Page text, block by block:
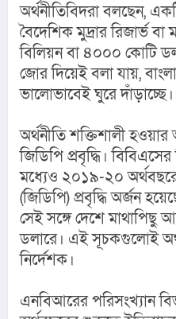
অর্থনীতিবিদরা বলছেন,
বৈদেশিক মুদ্রার রিজার্ভ
বিলিয়ন বা ৪০০০ কোটি
জোর দিয়েই বলা যায়,
ভালোভাবেই ঘুরে দাঁড়াচ্ছে।
অর্থনীতি শক্তিশালী
জিডিপি প্রবৃদ্ধি।
মধ্যেও ২০১৯-২০
(জিডিপি) প্রবৃদ্ধি অর্জন
সেই সঙ্গে দেশে মাথাপিছু
ডলারে। এই সূচকগুলোই
নির্দেশক।
এনবিআরের পরিসংখ্যান